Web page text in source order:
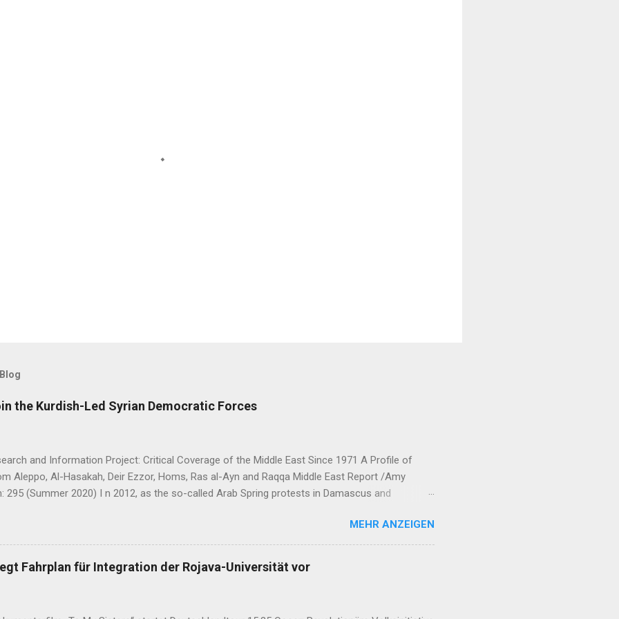
the Kurdish-Led Syrian Democratic Forces
and Information Project: Critical Coverage of the Middle East Since 1971 A Profile of
Aleppo, Al-Hasakah, Deir Ezzor, Homs, Ras al-Ayn and Raqqa Middle East Report /Amy
295 (Summer 2020) I n 2012, as the so-called Arab Spring protests in Damascus and
guns on rebels in the south. Into the vacuum stepped the Democratic Union Party (Partiya
or PYD) and their armed wing, the People’s Protection Units (Yekîneyên Parastina Gel, or YPG)
Autonomous Administration in three cantons: Afrin, Kobane and Jazira.
the three cantons that declared self-rule were not even connected to each o...
MEHR ANZEIGEN
Fahrplan für Integration der Rojava-Universität vor